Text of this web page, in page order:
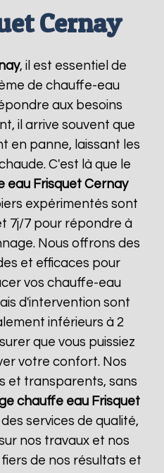
Cernay
, il est essentiel de
de chauffe-eau
aux besoins
il arrive souvent que
en panne, laissant les
C'est là que le
eau Frisquet Cernay
expérimentés sont
7j/7 pour répondre à
Nous offrons des
et efficaces pour
vos chauffe-eau
d'intervention sont
inférieurs à 2
que vous puissiez
votre confort. Nos
et transparents, sans
chauffe eau Frisquet
services de qualité,
nos travaux et nos
de nos résultats et